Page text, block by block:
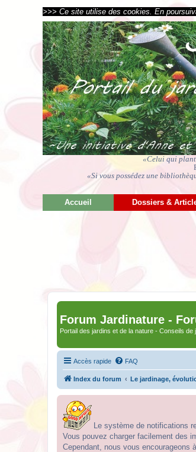
>>> Ce site utilise des cookies. En
«Celui qui
«Si vous possédez une
Accueil Dossiers &
Forum Jardinature -
Portail des jardins et de la nature - Conseils
Accès rapide FAQ
Index du forum Le jardinage,
Le système de notifications
Vous pouvez charger facilement des
Cependant, nous vous encourageons